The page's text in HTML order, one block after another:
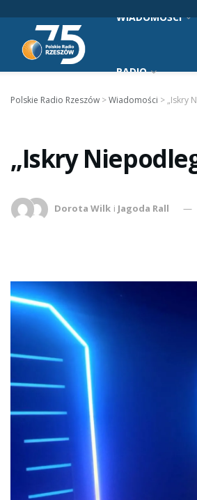
WIADOMOŚCI
RADIO
Polskie Radio Rzeszów >Wiadomości > „Iskry
„Iskry
Dorota Wilk i Jagoda Rall